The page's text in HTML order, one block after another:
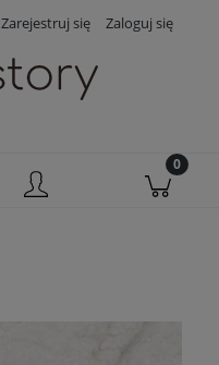
Zarejestruj się Zaloguj się